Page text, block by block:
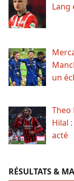
Lang
un
Theo
Hilal
acté
RÉSULTATS &